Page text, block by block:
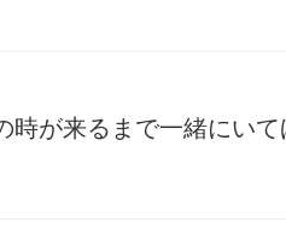
が来るまで一緒にい